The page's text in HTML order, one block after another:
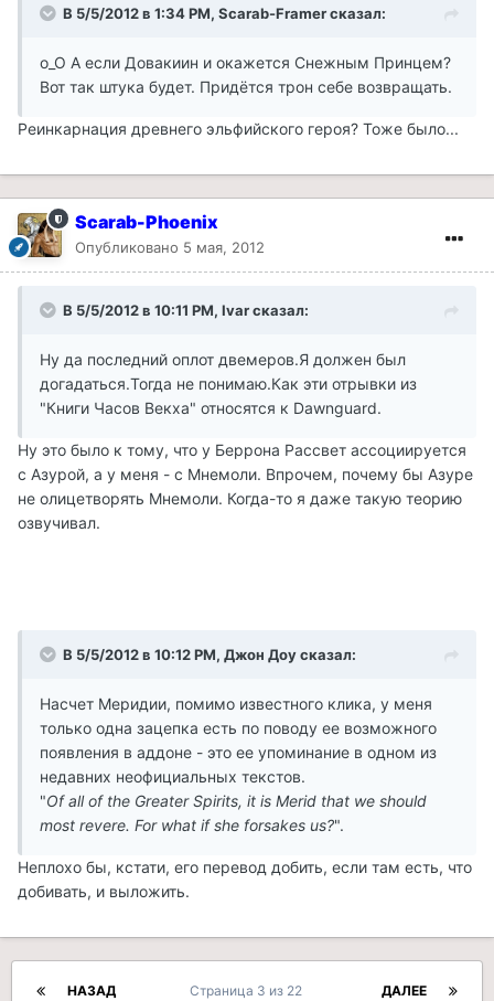
В 5/5/2012 в 1:34 PM, Scarab-Framer сказал:
о_О А если Довакиин и окажется Снежным Принцем?
Вот так штука будет. Придётся трон себе возвращать.
Реинкарнация древнего эльфийского героя? Тоже было...
Scarab-Phoenix
Опубликовано 5 мая, 2012
В 5/5/2012 в 10:11 PM, Ivar сказал:
Ну да последний оплот двемеров.Я должен был
догадаться.Тогда не понимаю.Как эти отрывки из
"Книги Часов Векха" относятся к Dawnguard.
Ну это было к тому, что у Беррона Рассвет ассоциируется
с Азурой, а у меня - с Мнемоли. Впрочем, почему бы Азуре
не олицетворять Мнемоли. Когда-то я даже такую теорию
озвучивал.
В 5/5/2012 в 10:12 PM, Джон Доу сказал:
Насчет Меридии, помимо известного клика, у меня
только одна зацепка есть по поводу ее возможного
появления в аддоне - это ее упоминание в одном из
недавних неофициальных текстов.
"Of all of the Greater Spirits, it is Merid that we should
most revere. For what if she forsakes us?".
Неплохо бы, кстати, его перевод добить, если там есть, что
добивать, и выложить.
НАЗАД ДАЛЕЕ
Страница 3 из 22